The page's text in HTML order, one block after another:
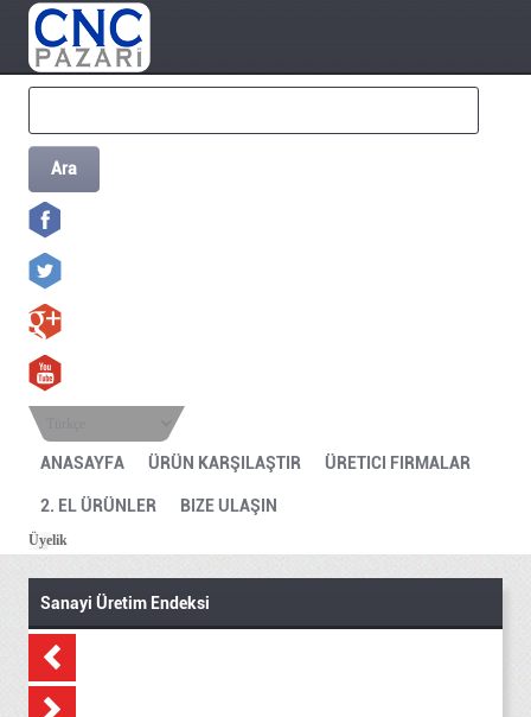
Ara
ANASAYFA ÜRÜN KARŞILAŞTIR ÜRETICI FIRMALAR
2. EL ÜRÜNLER BIZE ULAŞIN
Üyelik
Sanayi Üretim Endeksi